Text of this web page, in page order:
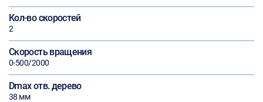
Кол-во скоростей
2
Скорость вращения
0-500/2000
Dmax отв. дерево
38 мм